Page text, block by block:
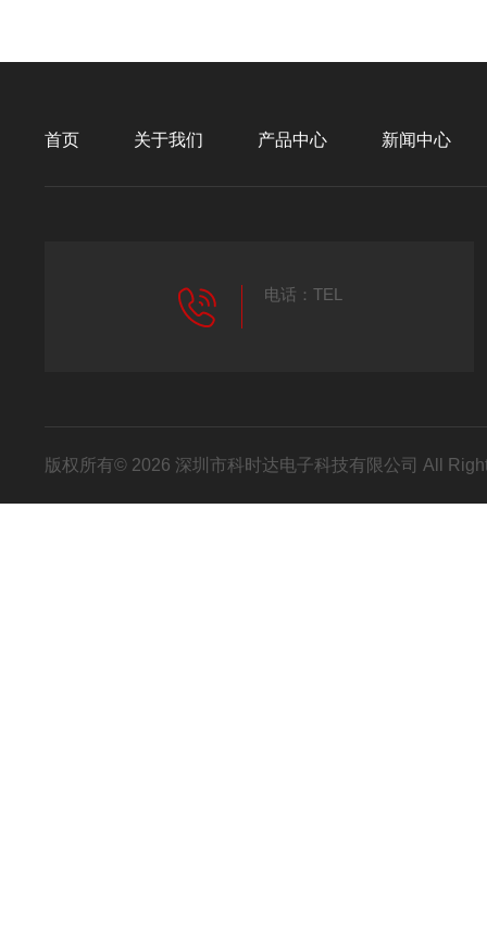
首页 关于我们 产品中心 新闻中心
电话：TEL
版权所有© 2026 深圳市科时达电子科技有限公司 All